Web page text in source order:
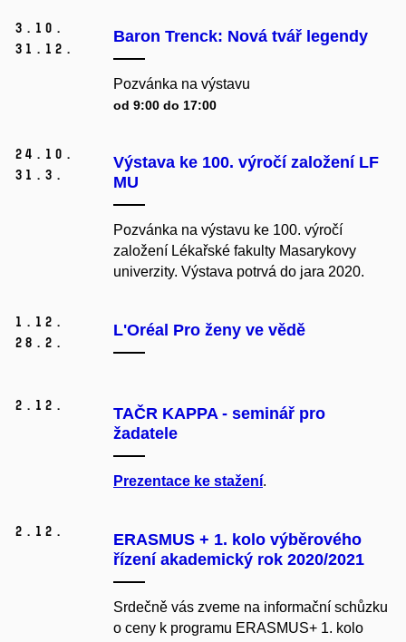
3. 10.
31. 12.
Baron Trenck: Nová tvář legendy
Pozvánka na výstavu
od 9:00 do 17:00
24. 10.
31. 3.
Výstava ke 100. výročí založení LF
MU
Pozvánka na výstavu ke 100. výročí
založení Lékařské fakulty Masarykovy
univerzity. Výstava potrvá do jara 2020.
1. 12.
28. 2.
L'Oréal Pro ženy ve vědě
2. 12.
TAČR KAPPA - seminář pro
žadatele
Prezentace ke stažení.
2. 12.
ERASMUS + 1. kolo výběrového
řízení akademický rok 2020/2021
Srdečně vás zveme na informační schůzku
o ceny k programu ERASMUS+ 1. kolo